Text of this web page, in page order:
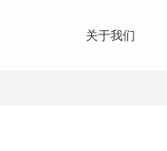
关于我们